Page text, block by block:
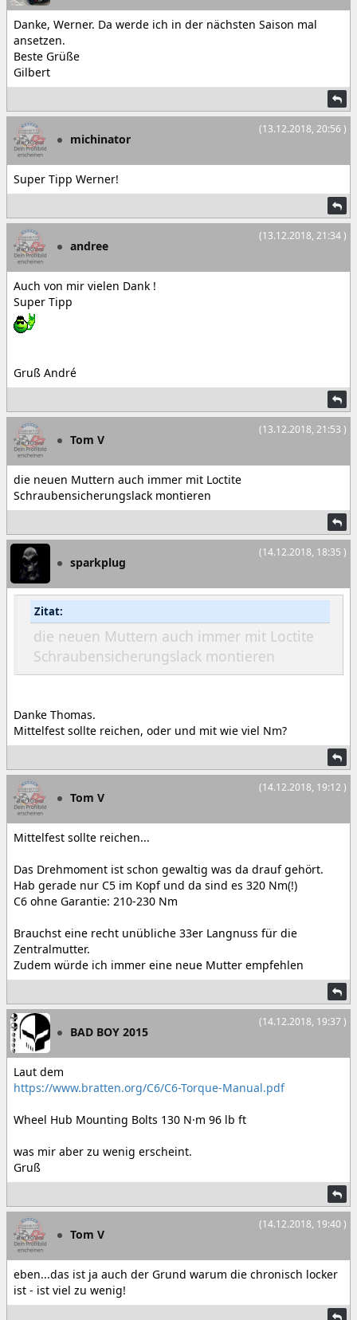
Danke, Werner. Da werde ich in der nächsten Saison mal
ansetzen.
Beste Grüße
Gilbert
(13.12.2018, 20:56 )
michinator
Super Tipp Werner!
(13.12.2018, 21:34 )
andree
Auch von mir vielen Dank !
Super Tipp
Gruß André
(13.12.2018, 21:53 )
Tom V
die neuen Muttern auch immer mit Loctite
Schraubensicherungslack montieren
(14.12.2018, 18:35 )
sparkplug
Zitat:
die neuen Muttern auch immer mit Loctite
Schraubensicherungslack montieren
Danke Thomas.
Mittelfest sollte reichen, oder und mit wie viel Nm?
(14.12.2018, 19:12 )
Tom V
Mittelfest sollte reichen...
Das Drehmoment ist schon gewaltig was da drauf gehört.
Hab gerade nur C5 im Kopf und da sind es 320 Nm(!)
C6 ohne Garantie: 210-230 Nm
Brauchst eine recht unübliche 33er Langnuss für die
Zentralmutter.
Zudem würde ich immer eine neue Mutter empfehlen
(14.12.2018, 19:37 )
BAD BOY 2015
Laut dem
https://www.bratten.org/C6/C6-Torque-Manual.pdf
Wheel Hub Mounting Bolts 130 N·m 96 lb ft
was mir aber zu wenig erscheint.
Gruß
(14.12.2018, 19:40 )
Tom V
eben...das ist ja auch der Grund warum die chronisch locker
ist - ist viel zu wenig!